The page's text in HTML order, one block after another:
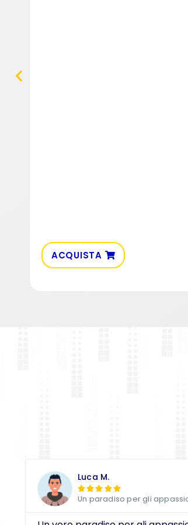
ACQUISTA
Luca M.
 
Un paradiso per gli